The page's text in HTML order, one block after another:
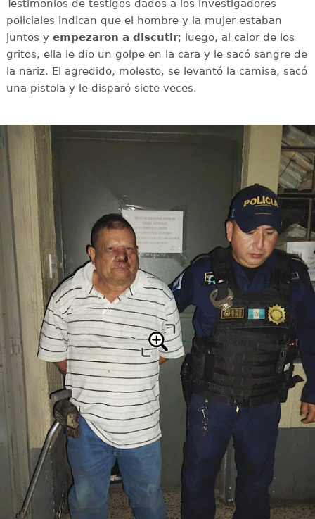
Testimonios de testigos dados a los investigadores
policiales indican que el hombre y la mujer estaban
juntos y empezaron a discutir; luego, al calor de los
gritos, ella le dio un golpe en la cara y le sacó sangre de
la nariz. El agredido, molesto, se levantó la camisa, sacó
una pistola y le disparó siete veces.